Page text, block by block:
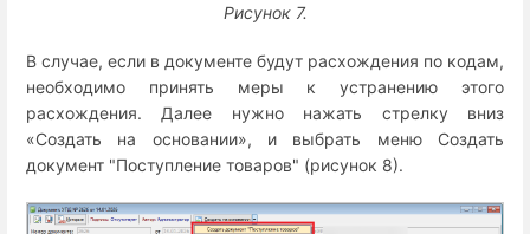
Рисунок 7.
В случае, если в документе будут расхождения по кодам,
необходимо принять меры к устранению этого
расхождения. Далее нужно нажать стрелку вниз
«Создать на основании», и выбрать меню Создать
документ "Поступление товаров" (рисунок 8).